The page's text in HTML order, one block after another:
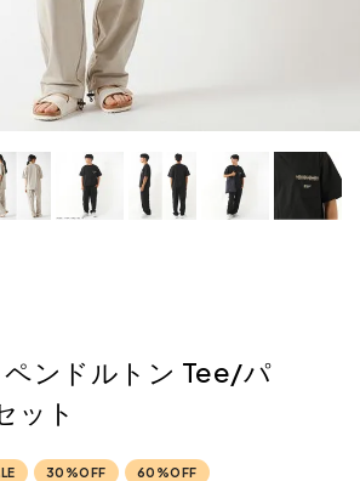
ペンドルトン Tee/パ
ット
30%OFF 60%OFF